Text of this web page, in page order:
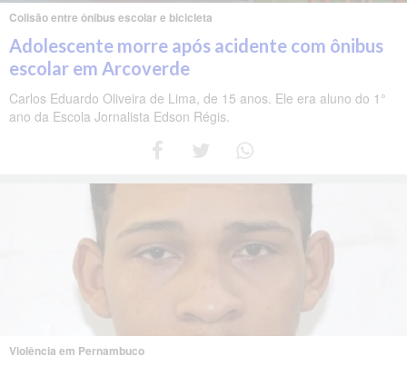
Colisão entre ônibus escolar e bicicleta
Adolescente morre após acidente com ônibus
escolar em Arcoverde
Carlos Eduardo Oliveira de Lima, de 15 anos. Ele era aluno do 1°
ano da Escola Jornalista Edson Régis.
Violência em Pernambuco